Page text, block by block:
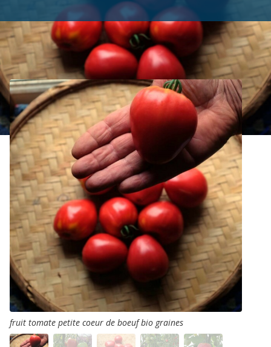
Accueil > Produits > Graines Légumes > Tomates >
Tomate Petite Coeur de Boeuf Bio
fruit tomate petite coeur de boeuf bio graines